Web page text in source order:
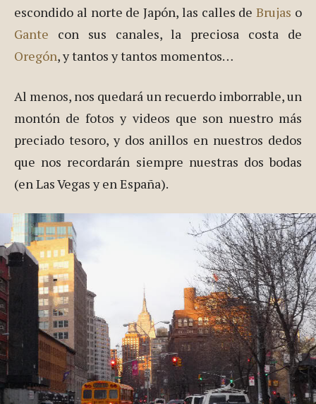
escondido al norte de Japón, las calles deBrujas o
Gante con sus canales, la preciosa costa de
Oregón, y tantos y tantos momentos…
Al menos, nos quedará un recuerdo imborrable, un
montón de fotos y videos que son nuestro más
preciado tesoro, y dos anillos en nuestros dedos
que nos recordarán siempre nuestras dos bodas
(en Las Vegas y en España).